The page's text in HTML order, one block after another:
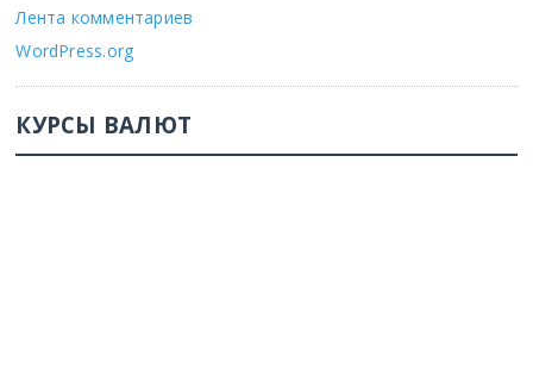
Лента комментариев
WordPress.org
КУРСЫ ВАЛЮТ